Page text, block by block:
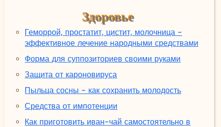
Здоровье
Геморрой, простатит, цистит, молочница -
эффективное лечение народными средствами
Форма для суппозиториев своими руками
Защита от кароновируса
Пыльца сосны - как сохранить молодость
Средства от импотенции
Как приготовить иван-чай самостоятельно в